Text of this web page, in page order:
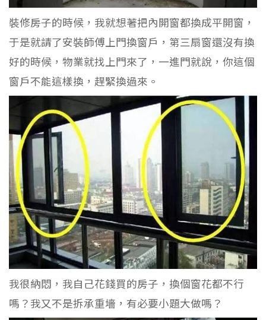
裝修房子的時候，我就想著把內開窗都換成平開窗，
于是就請了安裝師傅上門換窗戶，第三扇窗還沒有換
好的時候，物業就找上門來了，一進門就說，你這個
窗戶不能這樣換，趕緊換過來。
我很納悶，我自己花錢買的房子，換個窗花都不行
嗎？我又不是拆承重墻，有必要小題大做嗎？